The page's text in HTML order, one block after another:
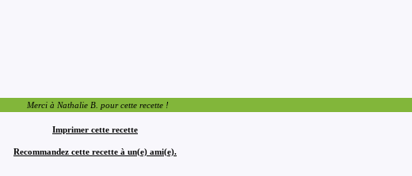
Merci à Nathalie B. pour cette recette !
Imprimer cette recette
Recommandez cette recette à un(e) ami(e).